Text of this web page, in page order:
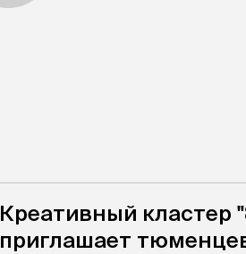
Креативный кластер
приглашает